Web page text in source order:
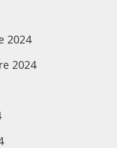
2024
2024